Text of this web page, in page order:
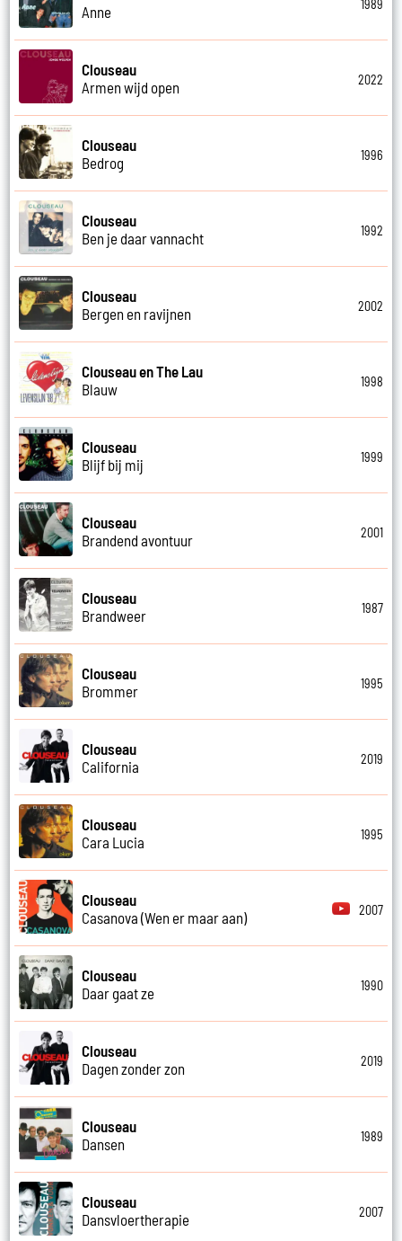
Anne
1989
Clouseau
Armen wijd open
2022
Clouseau
Bedrog
1996
Clouseau
Ben je daar vannacht
1992
Clouseau
Bergen en ravijnen
2002
Clouseau en The Lau
Blauw
1998
Clouseau
Blijf bij mij
1999
Clouseau
Brandend avontuur
2001
Clouseau
Brandweer
1987
Clouseau
Brommer
1995
Clouseau
California
2019
Clouseau
Cara Lucia
1995
Clouseau
Casanova (Wen er maar aan)
2007
Clouseau
Daar gaat ze
1990
Clouseau
Dagen zonder zon
2019
Clouseau
Dansen
1989
Clouseau
Dansvloertherapie
2007